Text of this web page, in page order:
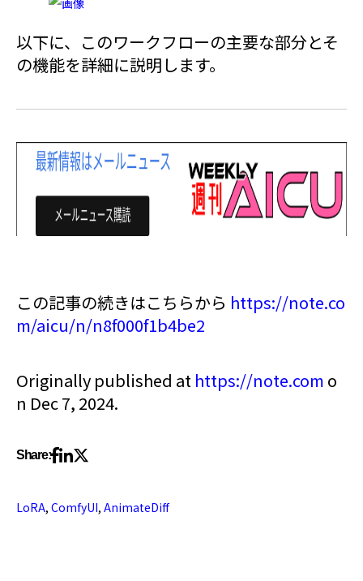
以下に、このワークフローの主要な部分とそ
の機能を詳細に説明します。
この記事の続きはこちらから https://note.co
m/aicu/n/n8f000f1b4be2
Originally published at https://note.com o
n Dec 7, 2024.
Share:
LoRA, ComfyUI, AnimateDiff